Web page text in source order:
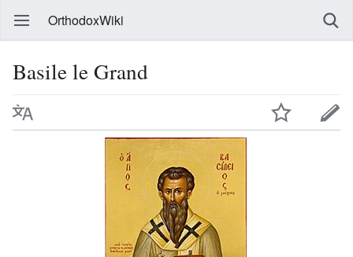
OrthodoxWiki
Basile le Grand